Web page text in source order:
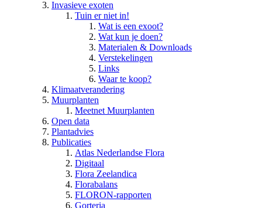
Invasieve exoten
Tuin er niet in!
Wat is een exoot?
Wat kun je doen?
Materialen & Downloads
Verstekelingen
Links
Waar te koop?
Klimaatverandering
Muurplanten
Meetnet Muurplanten
Open data
Plantadvies
Publicaties
Atlas Nederlandse Flora
Digitaal
Flora Zeelandica
Florabalans
FLORON-rapporten
Gorteria